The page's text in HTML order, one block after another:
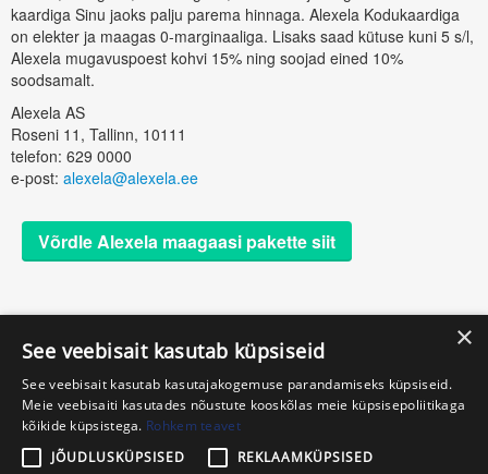
kaardiga Sinu jaoks palju parema hinnaga. Alexela Kodukaardiga
on elekter ja maagas 0-marginaaliga. Lisaks saad kütuse kuni 5 s/l,
Alexela mugavuspoest kohvi 15% ning soojad eined 10%
soodsamalt.
Alexela AS
Roseni 11, Tallinn, 10111
telefon: 629 0000
e-post: alexela@alexela.ee
Võrdle Alexela maagaasi pakette siit
© 2026 Gaasihind.ee
KKK
×
See veebisait kasutab küpsiseid
See veebisait kasutab kasutajakogemuse parandamiseks küpsiseid.
Meie veebisaiti kasutades nõustute kooskõlas meie küpsisepoliitikaga
kõikide küpsistega. Rohkem teavet
JÕUDLUSKÜPSISED
REKLAAMKÜPSISED